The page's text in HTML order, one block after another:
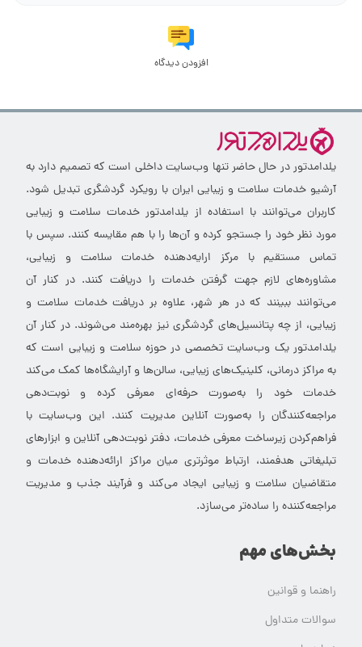
افزودن دیدگاه
یلدامدتور در حال حاضر تنها وب‌سایت داخلی است که تصمیم دارد به
آرشیو خدمات سلامت و زیبایی ایران با رویکرد گردشگری تبدیل شود.
کاربران می‌توانند با استفاده از یلدامدتور خدمات سلامت و زیبایی
مورد نظر خود را جستجو کرده و آن‌ها را با هم مقایسه کنند. سپس با
تماس مستقیم با مرکز ارایه‌دهنده خدمات سلامت و زیبایی،
مشاوره‌های لازم جهت گرفتن خدمات را دریافت کنند. در کنار آن
می‌توانند ببینند که در هر شهر، علاوه بر دریافت خدمات سلامت و
زیبایی، از چه پتانسیل‌های گردشگری نیز بهره‌مند می‌شوند. در کنار آن
یلدامدتور یک وب‌سایت تخصصی در حوزه سلامت و زیبایی است که
به مراکز درمانی، کلینیک‌های زیبایی، سالن‌ها و آرایشگاه‌ها کمک می‌کند
خدمات خود را به‌صورت حرفه‌ای معرفی کرده و نوبت‌دهی
مراجعه‌کنندگان را به‌صورت آنلاین مدیریت کنند. این وب‌سایت با
فراهم‌کردن زیرساخت معرفی خدمات، دفتر نوبت‌دهی آنلاین و ابزارهای
تبلیغاتی هدفمند، ارتباط موثرتری میان مراکز ارائه‌دهنده خدمات و
متقاضیان سلامت و زیبایی ایجاد می‌کند و فرآیند جذب و مدیریت
مراجعه‌کننده را ساده‌تر می‌سازد.
بخش‌های مهم
راهنما و قوانین
سوالات متداول